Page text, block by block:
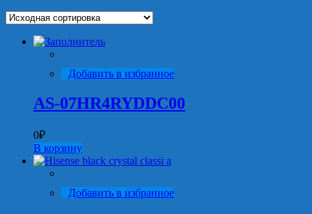
Добавить в избранное
AS-07HR4RYDDC00
0₽
В корзину
Добавить в избранное